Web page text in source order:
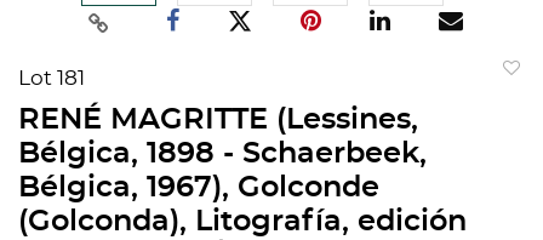
Lot 181
RENÉ MAGRITTE (Lessines,
Bélgica, 1898 - Schaerbeek,
Bélgica, 1967), Golconde
(Golconda), Litografía, edición